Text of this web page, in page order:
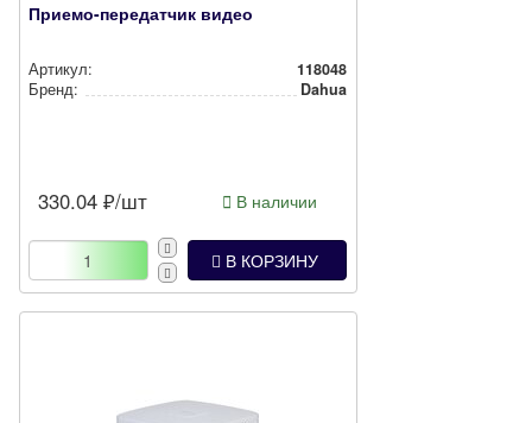
Приемо-передатчик видео
Артикул:
118048
Бренд:
Dahua
330.04 ₽/шт В наличии
В КОРЗИНУ